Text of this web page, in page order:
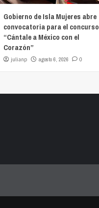
Gobierno de Isla Mujeres abre
convocatoria para el concurso
“Cántale a México con el
Corazón”
julianp agosto 6, 2026 0